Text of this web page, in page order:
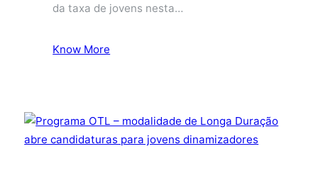
da taxa de jovens nesta…
Know More